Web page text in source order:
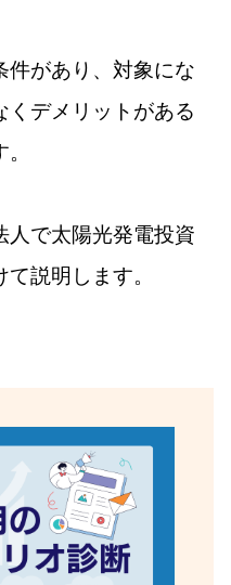
件があり、対象にな
くデメリットがある
人で太陽光発電投資
説明します。